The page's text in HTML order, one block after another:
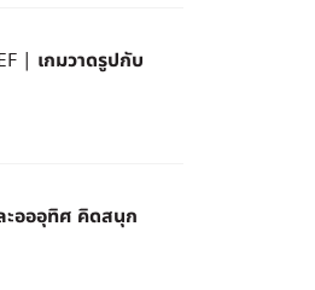
| เกมวาดรูปกับ
ะอออุทิศ คิดสนุก